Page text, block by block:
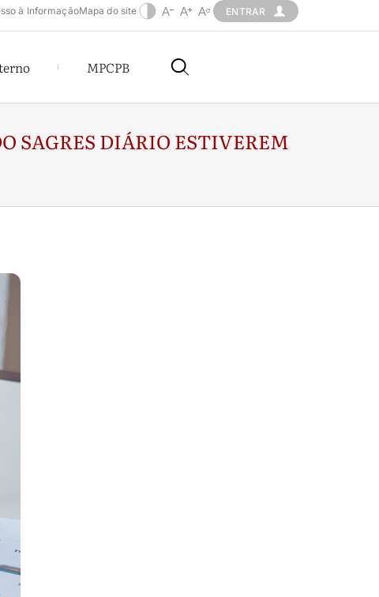
à InformaçãoMapa do site ENTRAR
MPCPB
SAGRES DIÁRIO ESTIVEREM